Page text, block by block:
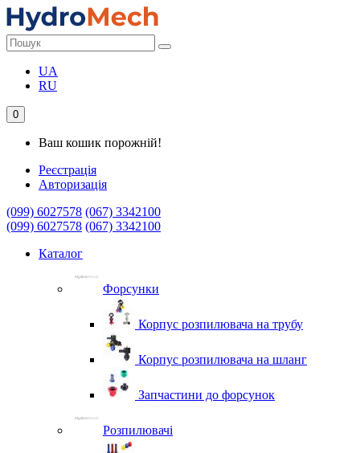
UA
RU
0
Ваш кошик порожній!
Реєстрація
Авторизація
(099) 6027578 (067) 3342100
(099) 6027578 (067) 3342100
Каталог
Форсунки
Корпус розпилювача на трубу
Корпус розпилювача на шланг
Запчастини до форсунок
Розпилювачі